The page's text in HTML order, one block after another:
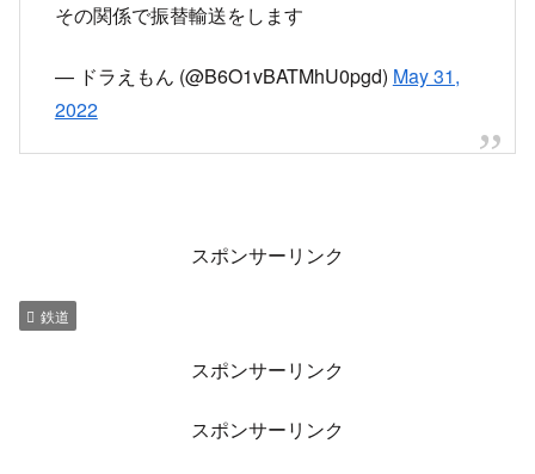
その関係で振替輸送をします
— ドラえもん (@B6O1vBATMhU0pgd) May 31,
2022
スポンサーリンク
鉄道
スポンサーリンク
スポンサーリンク